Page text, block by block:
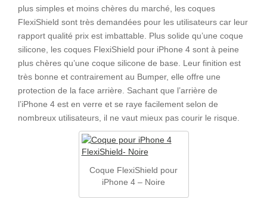
plus simples et moins chères du marché, les coques
FlexiShield sont très demandées pour les utilisateurs car leur
rapport qualité prix est imbattable. Plus solide qu’une coque
silicone, les coques FlexiShield pour iPhone 4 sont à peine
plus chères qu’une coque silicone de base. Leur finition est
très bonne et contrairement au Bumper, elle offre une
protection de la face arrière. Sachant que l’arrière de
l’iPhone 4 est en verre et se raye facilement selon de
nombreux utilisateurs, il ne vaut mieux pas courir le risque.
Coque FlexiShield pour
iPhone 4 – Noire